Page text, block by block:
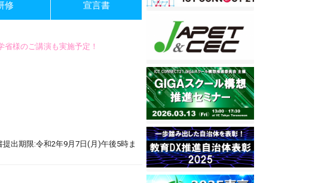
修 宣言書
様のご講演も実施予定！
出期限:令和2年9月7日(月)午後5時ま